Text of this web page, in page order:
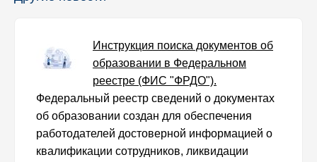
Инструкция поиска документов об
образовании в Федеральном
реестре (ФИС "ФРДО").
Федеральный реестр сведений о документах
об образовании создан для обеспечения
работодателей достоверной информацией о
квалификации сотрудников, ликвидации